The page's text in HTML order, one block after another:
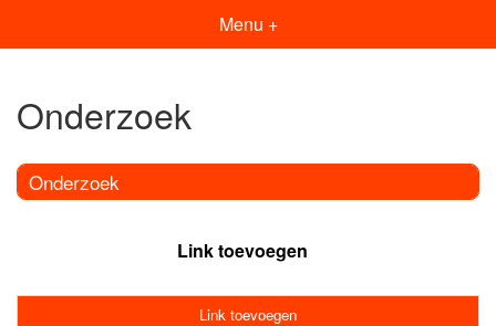
Menu +
Onderzoek
Onderzoek
Link toevoegen
Link toevoegen